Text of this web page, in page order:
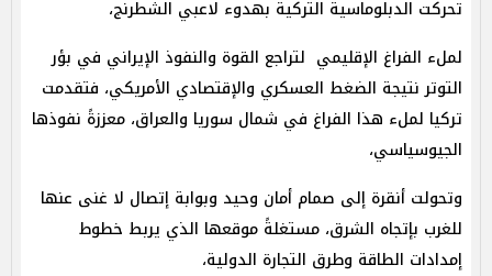
تحركت الدبلوماسية التركية بهدوء لاعبي الشطرنج،
لملء الفراغ الإقليمي لتراجع القوة والنفوذ الإيراني في بؤر
التوتر نتيجة الضغط العسكري والإقتصادي الأمريكي، فتقدمت
تركيا لملء هذا الفراغ في شمال سوريا والعراق، معززةً نفوذها
الجيوسياسي،
وتحولت أنقرة إلى صمام أمان وحيد وبوابة إتصال لا غنى عنها
للغرب بإتجاه الشرق، مستغلةً موقعها الذي يربط خطوط
إمدادات الطاقة وطرق التجارة الدولية،